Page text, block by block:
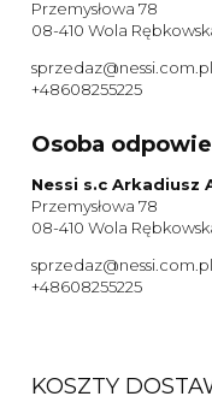
Przemysłowa 78
08-410 Wola
sprzedaz@nessi.com.pl
+48608255225
Osoba
Nessi s.c Arkadiusz
Przemysłowa 78
08-410 Wola
sprzedaz@nessi.com.pl
+48608255225
KOSZTY
CENA NIE ZAWIERA